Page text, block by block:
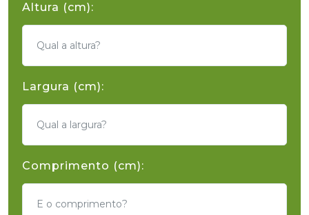
Altura (cm):
Largura (cm):
Comprimento (cm):